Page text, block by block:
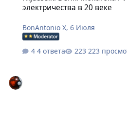
электричества в 20 веке
BonAntonio X,6 Июля
4 ответа 223